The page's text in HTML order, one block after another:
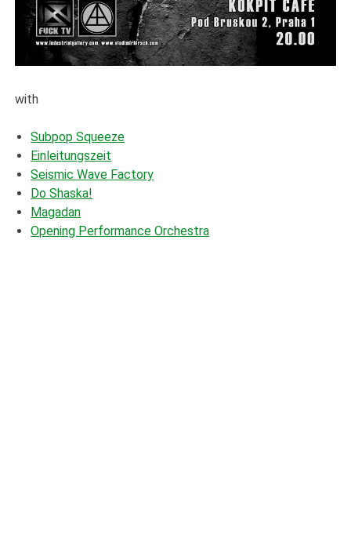
with
Subpop Squeeze
Einleitungszeit
Seismic Wave Factory
Do Shaska!
Magadan
Opening Performance Orchestra